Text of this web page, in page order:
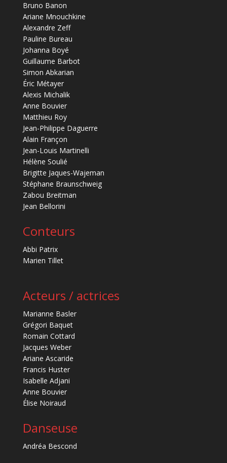
Bruno Banon
Ariane Mnouchkine
Alexandre Zeff
Pauline Bureau
Johanna Boyé
Guillaume Barbot
Simon Abkarian
Éric Métayer
Alexis Michalik
Anne Bouvier
Matthieu Roy
Jean-Philippe Daguerre
Alain Françon
Jean-Louis Martinelli
Hélène Soulié
Brigitte Jaques-Wajeman
Stéphane Braunschweig
Zabou Breitman
Jean Bellorini
Conteurs
Abbi Patrix
Marien Tillet
Acteurs / actrices
Marianne Basler
Grégori Baquet
Romain Cottard
Jacques Weber
Ariane Ascaride
Francis Huster
Isabelle Adjani
Anne Bouvier
Élise Noiraud
Danseuse
Andréa Bescond